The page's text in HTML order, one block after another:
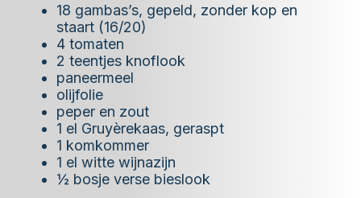
18 gambas’s, gepeld, zonder kop en
staart (16/20)
4 tomaten
2 teentjes knoflook
paneermeel
olijfolie
peper en zout
1 el Gruyèrekaas, geraspt
1 komkommer
1 el witte wijnazijn
½ bosje verse bieslook